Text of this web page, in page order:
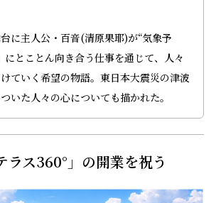
に主人公・百音(清原果耶)が“気象予
にとことん向き合う仕事を通じて、人々
ていく希望の物語。東日本大震災の津波
いた人々の心についても描かれた。
ラス360°」の開業を祝う